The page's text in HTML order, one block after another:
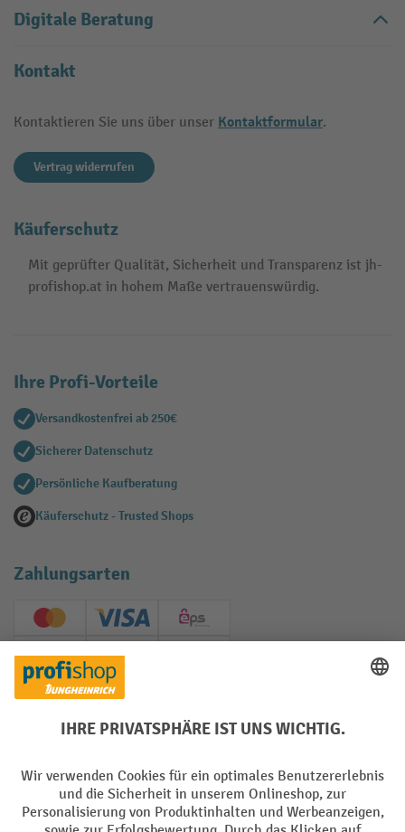
Digitale Beratung
Kontakt
Kontaktieren Sie uns über unser Kontaktformular.
Vertrag widerrufen
Käuferschutz
Mit geprüfter Qualität, Sicherheit und Transparenz ist jh-
profishop.at in hohem Maße vertrauenswürdig.
Ihre Profi-Vorteile
Versandkostenfrei ab 250€
Sicherer Datenschutz
Persönliche Kaufberatung
Käuferschutz - Trusted Shops
Zahlungsarten
Creditcard (Master)Creditcard (Visa)
EPS
PayPal
Soziale Netzwerke